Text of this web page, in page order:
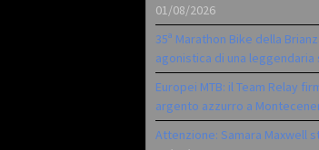
01/08/2026
35ª Marathon Bike della
agonistica di una leggendaria
Europei MTB: il Team Relay
argento azzurro a
Attenzione: Samara Maxwell